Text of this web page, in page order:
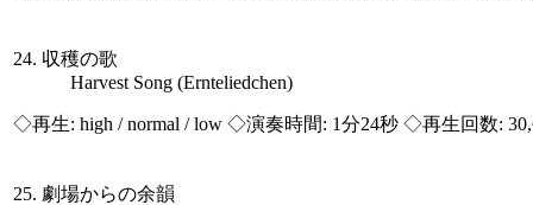
24. 収穫の歌
Harvest Song (Ernteliedchen)
◇再生: high / normal / low ◇演奏時間: 1分24秒 ◇再生回数:
25. 劇場からの余韻